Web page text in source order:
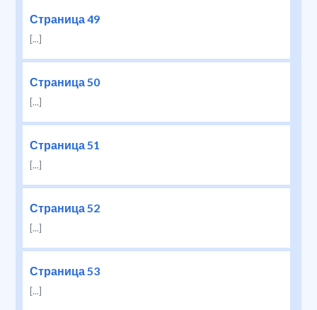
Страница 49
[...]
Страница 50
[...]
Страница 51
[...]
Страница 52
[...]
Страница 53
[...]